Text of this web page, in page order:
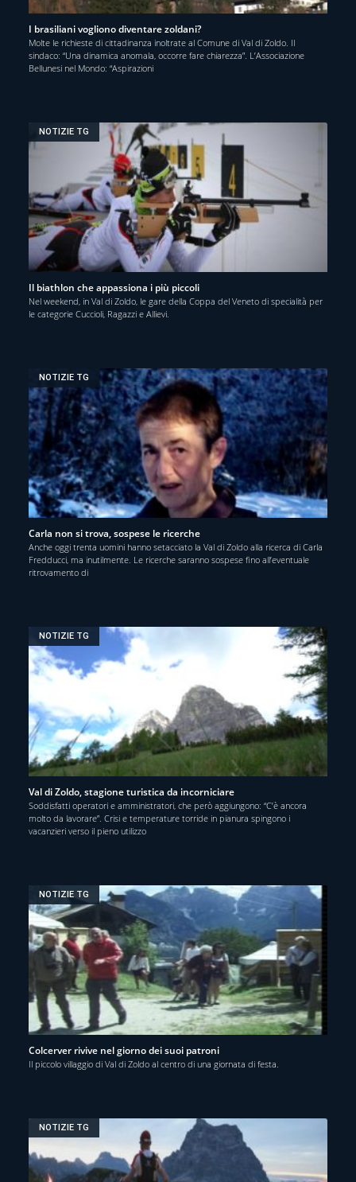
I brasiliani vogliono diventare zoldani?
Molte le richieste di cittadinanza inoltrate al Comune di Val di Zoldo. Il
sindaco: “Una dinamica anomala, occorre fare chiarezza”. L’Associazione
Bellunesi nel Mondo: “Aspirazioni
NOTIZIE TG
Il biathlon che appassiona i più piccoli
Nel weekend, in Val di Zoldo, le gare della Coppa del Veneto di specialità per
le categorie Cuccioli, Ragazzi e Allievi.
NOTIZIE TG
Carla non si trova, sospese le ricerche
Anche oggi trenta uomini hanno setacciato la Val di Zoldo alla ricerca di Carla
Fredducci, ma inutilmente. Le ricerche saranno sospese fino all’eventuale
ritrovamento di
NOTIZIE TG
Val di Zoldo, stagione turistica da incorniciare
Soddisfatti operatori e amministratori, che però aggiungono: “C’è ancora
molto da lavorare”. Crisi e temperature torride in pianura spingono i
vacanzieri verso il pieno utilizzo
NOTIZIE TG
Colcerver rivive nel giorno dei suoi patroni
Il piccolo villaggio di Val di Zoldo al centro di una giornata di festa.
NOTIZIE TG